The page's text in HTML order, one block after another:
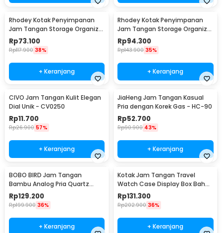
Rhodey Kotak Penyimpanan
Jam Tangan Storage Organizer
Watch Box 6 Slot - LS-006
Rp73.100
Rp117.900 38%
+ Keranjang
Rhodey Kotak Penyimpanan
Jam Tangan Storage Organizer
Luxury 12 Slot - Z-0003
Rp94.300
Rp143.900 35%
+ Keranjang
CIVO Jam Tangan Kulit Elegan
Dial Unik - CV0250
Rp11.700
Rp26.900 57%
+ Keranjang
JiaHeng Jam Tangan Kasual
Pria dengan Korek Gas - HC-90
Rp52.700
Rp90.900 43%
+ Keranjang
BOBO BIRD Jam Tangan
Bambu Analog Pria Quartz
Watch - A09
Rp129.200
Rp199.900 36%
+ Keranjang
Kotak Jam Tangan Travel
Watch Case Display Box Bahan
Kulit 8 Grid - L-001
Rp131.300
Rp202.900 36%
+ Keranjang